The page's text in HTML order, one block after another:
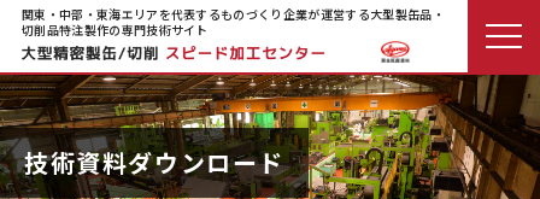
関東・中部・東海エリアを代表するものづくり企業が運営する大型製缶品・
切削品特注製作の専門技術サイト
技術資料ダウンロード